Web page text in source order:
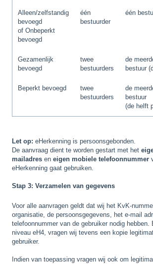
Alleen/zelfstandig
bevoegd
of Onbeperkt
bevoegd
één
bestuurder
één
Gezamenlijk
bevoegd
twee
bestuurders
de
bestuur
Beperkt bevoegd
twee
bestuurders
de
bestuur
(de helft
Let op: eHerkenning is persoonsgebonden.
De aanvraag dient te worden gestart met het
mailadres en eigen mobiele telefoonnummer
eHerkenning gaat gebruiken.
Stap 3: Verzamelen van gegevens
Voor alle aanvragen geldt dat wij het KvK-
organisatie, de persoonsgegevens, het e-mail
telefoonnummer van de gebruiker nodig hebben.
niveau eH4, vragen wij tevens een kopie
gebruiker.
Indien van toepassing vragen wij ook om